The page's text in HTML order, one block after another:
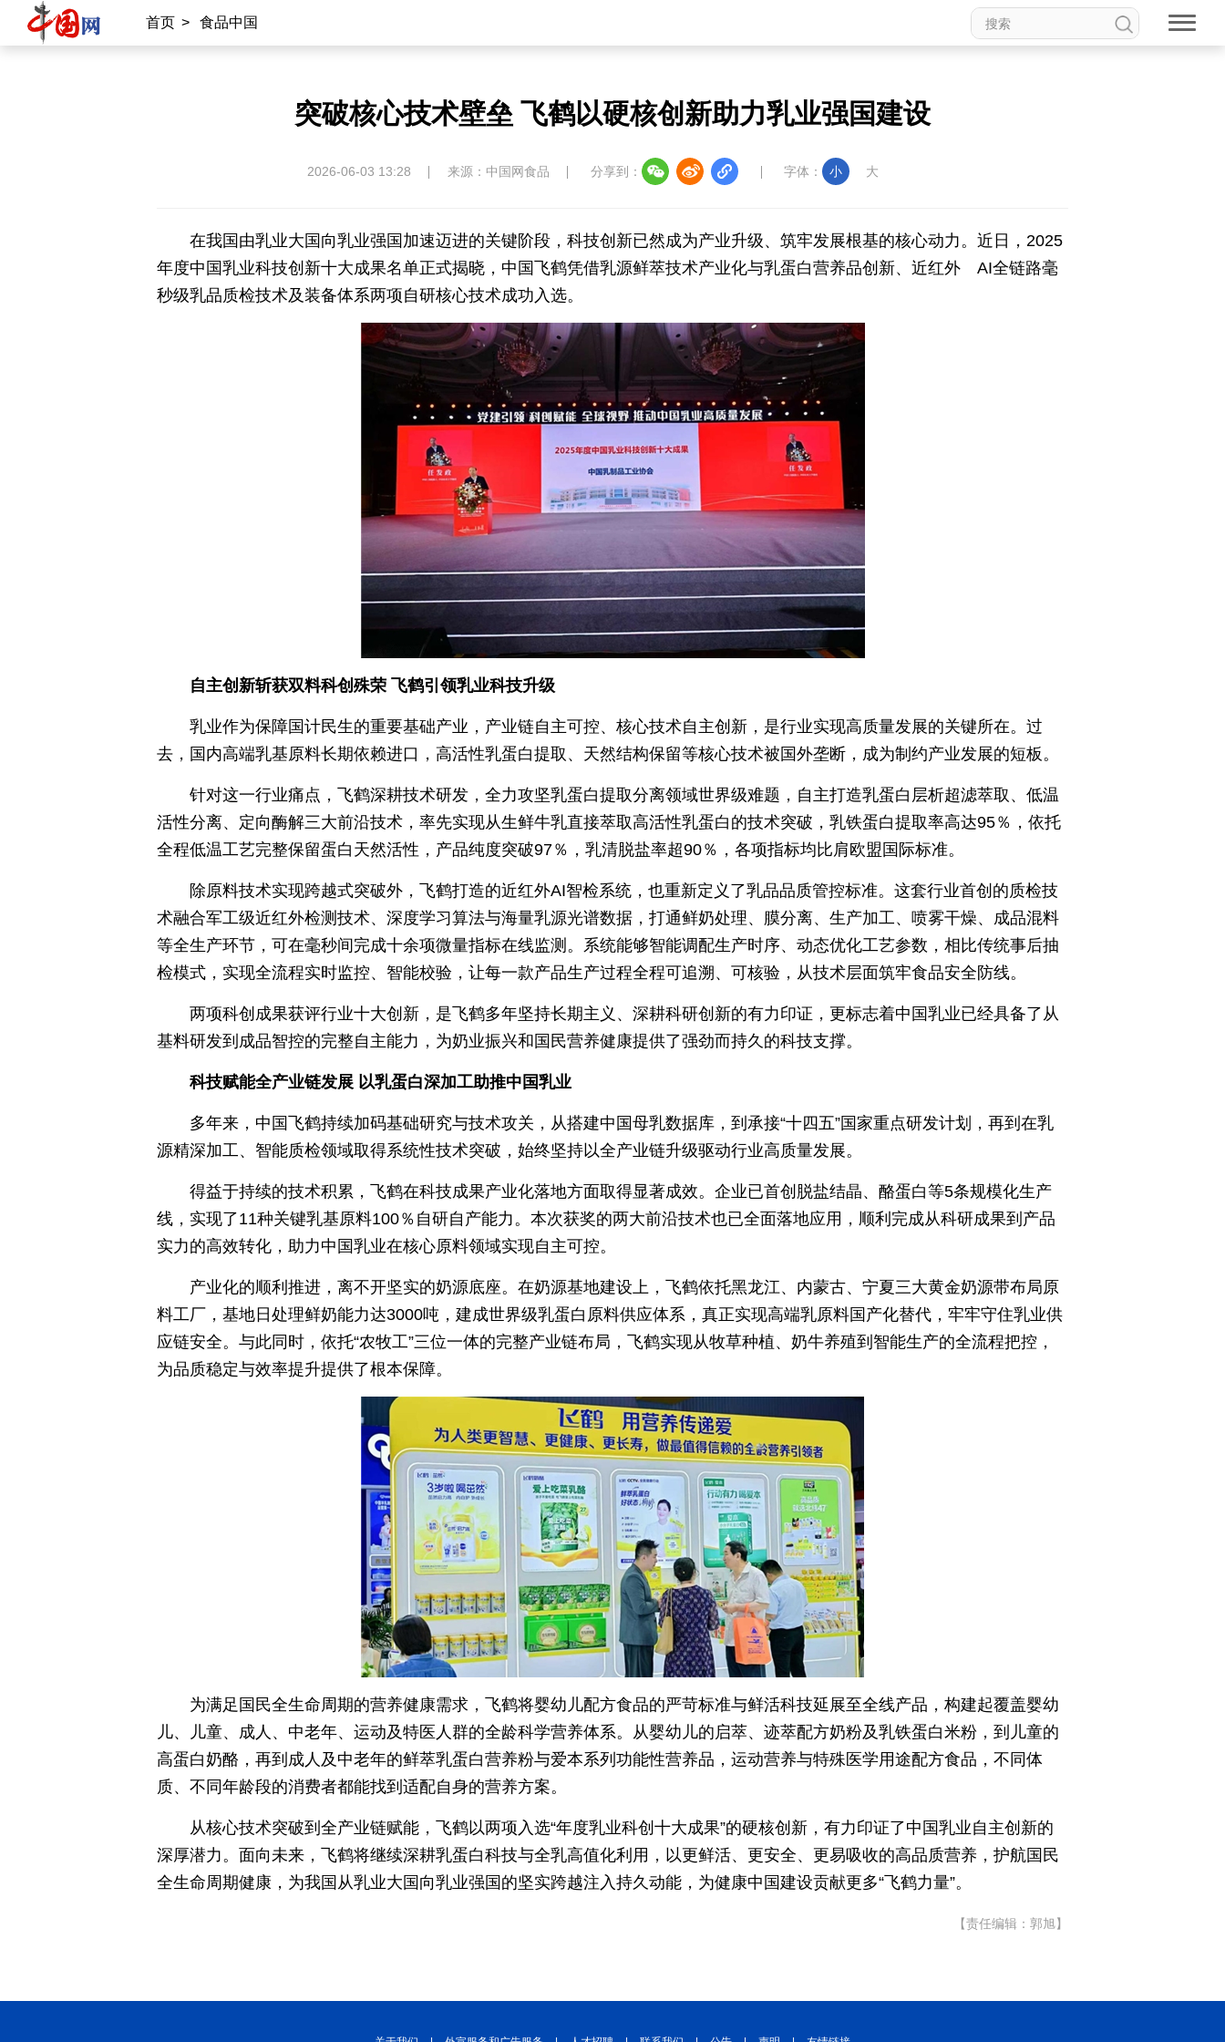
首页 > 食品中国
突破核心技术壁垒 飞鹤以硬核创新助力乳业强国建设
2026-06-03 13:28 来源：中国网食品 分享到： 字体： 小 大
在我国由乳业大国向乳业强国加速迈进的关键阶段，科技创新已然成为产业升级、筑牢发展根基的核心动力。近日，2025
年度中国乳业科技创新十大成果名单正式揭晓，中国飞鹤凭借乳源鲜萃技术产业化与乳蛋白营养品创新、近红外 AI全链路毫
秒级乳品质检技术及装备体系两项自研核心技术成功入选。
自主创新斩获双料科创殊荣 飞鹤引领乳业科技升级
乳业作为保障国计民生的重要基础产业，产业链自主可控、核心技术自主创新，是行业实现高质量发展的关键所在。过
去，国内高端乳基原料长期依赖进口，高活性乳蛋白提取、天然结构保留等核心技术被国外垄断，成为制约产业发展的短板。
针对这一行业痛点，飞鹤深耕技术研发，全力攻坚乳蛋白提取分离领域世界级难题，自主打造乳蛋白层析超滤萃取、低温
活性分离、定向酶解三大前沿技术，率先实现从生鲜牛乳直接萃取高活性乳蛋白的技术突破，乳铁蛋白提取率高达95％，依托
全程低温工艺完整保留蛋白天然活性，产品纯度突破97％，乳清脱盐率超90％，各项指标均比肩欧盟国际标准。
除原料技术实现跨越式突破外，飞鹤打造的近红外AI智检系统，也重新定义了乳品品质管控标准。这套行业首创的质检技
术融合军工级近红外检测技术、深度学习算法与海量乳源光谱数据，打通鲜奶处理、膜分离、生产加工、喷雾干燥、成品混料
等全生产环节，可在毫秒间完成十余项微量指标在线监测。系统能够智能调配生产时序、动态优化工艺参数，相比传统事后抽
检模式，实现全流程实时监控、智能校验，让每一款产品生产过程全程可追溯、可核验，从技术层面筑牢食品安全防线。
两项科创成果获评行业十大创新，是飞鹤多年坚持长期主义、深耕科研创新的有力印证，更标志着中国乳业已经具备了从
基料研发到成品智控的完整自主能力，为奶业振兴和国民营养健康提供了强劲而持久的科技支撑。
科技赋能全产业链发展 以乳蛋白深加工助推中国乳业
多年来，中国飞鹤持续加码基础研究与技术攻关，从搭建中国母乳数据库，到承接“十四五”国家重点研发计划，再到在乳
源精深加工、智能质检领域取得系统性技术突破，始终坚持以全产业链升级驱动行业高质量发展。
得益于持续的技术积累，飞鹤在科技成果产业化落地方面取得显著成效。企业已首创脱盐结晶、酪蛋白等5条规模化生产
线，实现了11种关键乳基原料100％自研自产能力。本次获奖的两大前沿技术也已全面落地应用，顺利完成从科研成果到产品
实力的高效转化，助力中国乳业在核心原料领域实现自主可控。
产业化的顺利推进，离不开坚实的奶源底座。在奶源基地建设上，飞鹤依托黑龙江、内蒙古、宁夏三大黄金奶源带布局原
料工厂，基地日处理鲜奶能力达3000吨，建成世界级乳蛋白原料供应体系，真正实现高端乳原料国产化替代，牢牢守住乳业供
应链安全。与此同时，依托“农牧工”三位一体的完整产业链布局，飞鹤实现从牧草种植、奶牛养殖到智能生产的全流程把控，
为品质稳定与效率提升提供了根本保障。
为满足国民全生命周期的营养健康需求，飞鹤将婴幼儿配方食品的严苛标准与鲜活科技延展至全线产品，构建起覆盖婴幼
儿、儿童、成人、中老年、运动及特医人群的全龄科学营养体系。从婴幼儿的启萃、迹萃配方奶粉及乳铁蛋白米粉，到儿童的
高蛋白奶酪，再到成人及中老年的鲜萃乳蛋白营养粉与爱本系列功能性营养品，运动营养与特殊医学用途配方食品，不同体
质、不同年龄段的消费者都能找到适配自身的营养方案。
从核心技术突破到全产业链赋能，飞鹤以两项入选“年度乳业科创十大成果”的硬核创新，有力印证了中国乳业自主创新的
深厚潜力。面向未来，飞鹤将继续深耕乳蛋白科技与全乳高值化利用，以更鲜活、更安全、更易吸收的高品质营养，护航国民
全生命周期健康，为我国从乳业大国向乳业强国的坚实跨越注入持久动能，为健康中国建设贡献更多“飞鹤力量”。
【责任编辑：郭旭】